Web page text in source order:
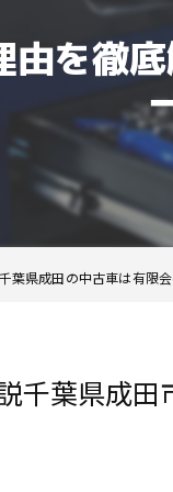
由を徹
千葉県成田の中古車は有限
千葉県成